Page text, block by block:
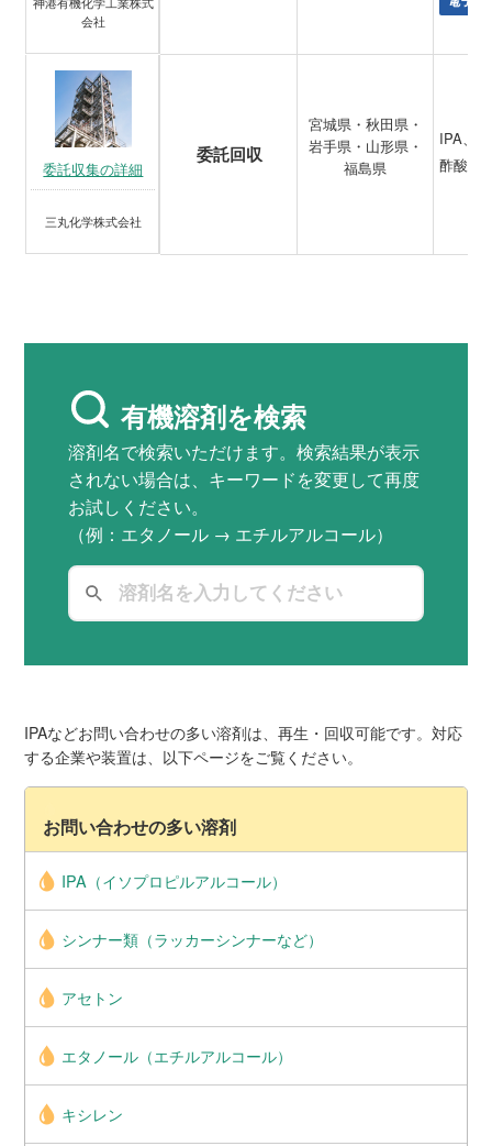
会社
委託収集の詳細
三丸化学株式会社
委託回収
宮城県・秋田県・
岩手県・山形県・
福島県
IPA、
酢酸ブ
有機溶剤を検索
溶剤名で検索いただけます。検索結果が表示
されない場合は、キーワードを変更して再度
お試しください。
（例：エタノール → エチルアルコール）
IPAなどお問い合わせの多い溶剤は、再生・回収可能です。対応
する企業や装置は、以下ページをご覧ください。
お問い合わせの多い溶剤
IPA（イソプロピルアルコール）
シンナー類（ラッカーシンナーなど）
アセトン
エタノール（エチルアルコール）
キシレン